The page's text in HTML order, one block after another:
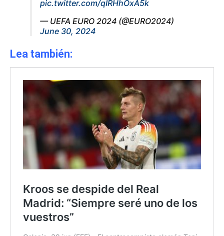
pic.twitter.com/qIRHhOxA5k
— UEFA EURO 2024 (@EURO2024)
June 30, 2024
Lea también: